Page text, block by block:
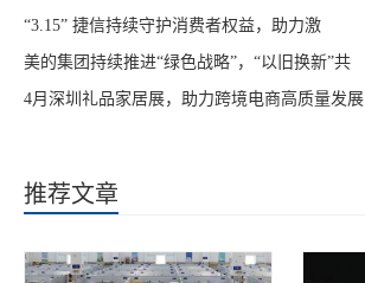
“3.15” 捷信持续守护消费者权益，助力激
美的集团持续推进“绿色战略”，“以旧换新”共
4月深圳礼品家居展，助力跨境电商高质量发展
推荐文章